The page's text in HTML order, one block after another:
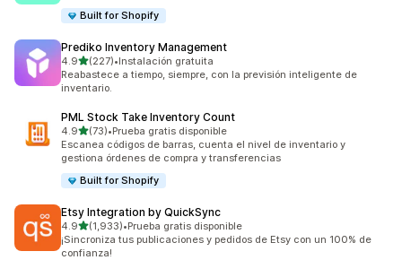
Built for Shopify
Prediko Inventory Management
4.9de 5 estrellas
(227)
227 reseñas en total
•Instalación gratuita
Reabastece a tiempo, siempre, con la previsión inteligente de
inventario.
PML Stock Take Inventory Count
4.9de 5 estrellas
(73)
73 reseñas en total
•Prueba gratis disponible
Escanea códigos de barras, cuenta el nivel de inventario y
gestiona órdenes de compra y transferencias
Built for Shopify
Etsy Integration by QuickSync
4.9de 5 estrellas
(1,933)
1933 reseñas en total
•Prueba gratis disponible
¡Sincroniza tus publicaciones y pedidos de Etsy con un 100% de
confianza!